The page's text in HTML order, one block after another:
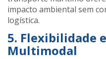
impacto ambiental sem
logística.
5. Flexibilidade
Multimodal